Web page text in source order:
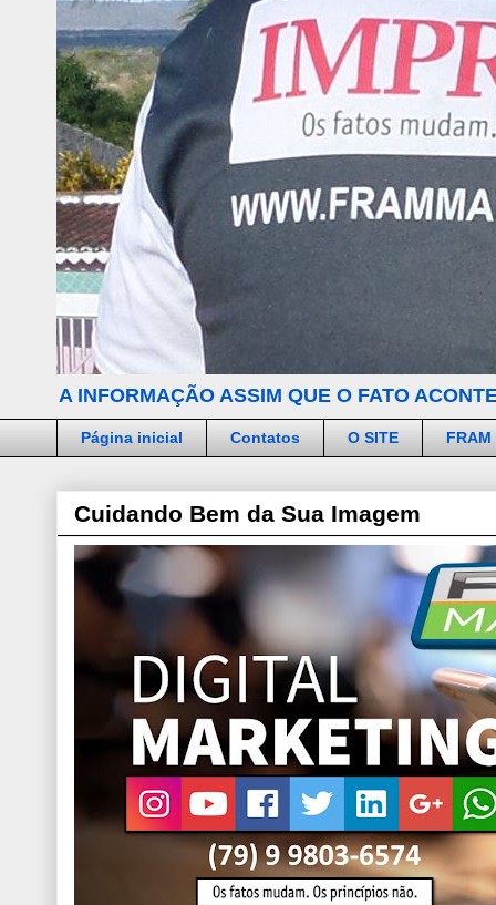
A INFORMAÇÃO ASSIM QUE O FATO
Página inicial Contatos O SITE FRAM
Cuidando Bem da Sua Imagem